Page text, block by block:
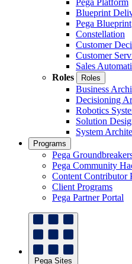
Pega Platform
Blueprint
Pega Blueprint
Constellation
Customer
Customer
Sales
Roles
Roles
Business
Decisioning
Robotics
Solution
System
Programs
Pega
Pega Community
Content Contributor
Client Programs
Pega Partner Portal
Pega Sites